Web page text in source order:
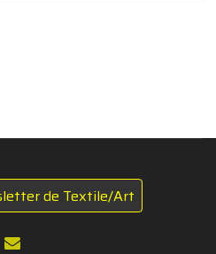
de Textile/Art